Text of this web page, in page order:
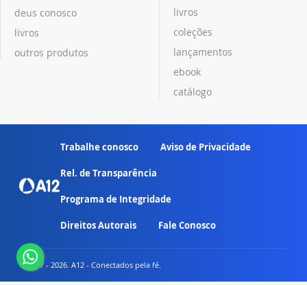
deus conosco
livros
outros produtos
livros
coleções
lançamentos
ebook
catálogo
Trabalhe conosco Aviso de Privacidade
Rel. de Transparência
Programa de Integridade
Direitos Autorais Fale Conosco
© 2007 - 2026. A12 - Conectados pela fé.